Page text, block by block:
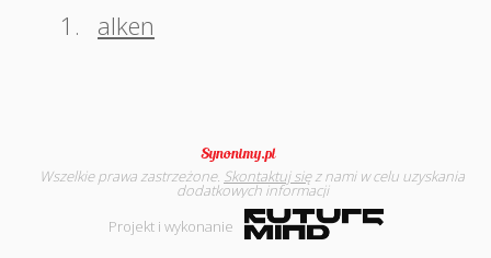
1.
alken
Wszelkie prawa zastrzeżone. Skontaktuj sięz nami w celu uzyskania
dodatkowych informacji
Projekt i wykonanie